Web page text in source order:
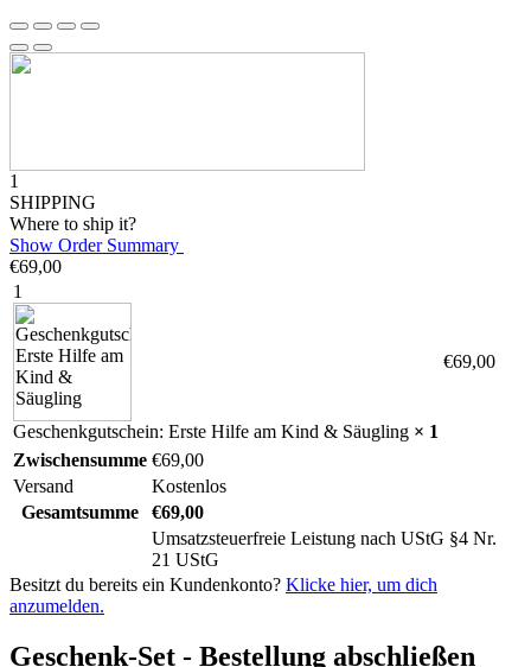
1
SHIPPING
Where to ship it?
Show Order Summary
€69,00
1
Geschenkgutschein: Erste Hilfe am Kind & Säugling × 1
€69,00
Zwischensumme €69,00
Versand
Kostenlos
Gesamtsumme
€69,00
Umsatzsteuerfreie Leistung nach UStG §4 Nr.
21 UStG
Besitzt du bereits ein Kundenkonto? Klicke hier, um dich
anzumelden.
Geschenk-Set - Bestellung abschließen